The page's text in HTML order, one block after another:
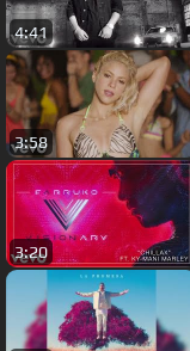
4:41
3:58
3:20